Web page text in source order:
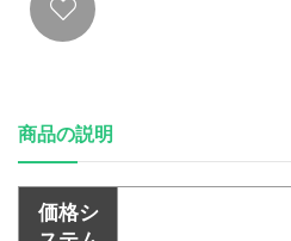
商品の説明
価格シ